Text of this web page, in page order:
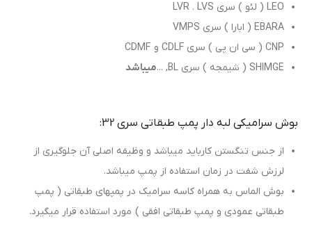
LEO ( لئو ) سری LVR . LVS
EBARA ( ابارا ) سری VMPS
CNP ( سی ان پی ) سری CDLF و CDMF
SHIMGE ( شیمجه ) سری BL, ...
میباشد
بوش سرامیکی لبه دار پمپ طبقاتی سری 32:
از جنس تنگستن کارباید میباشد و وظیفه اصلی آن جلوگیری از
لرزش شفت در زمان استفاده از پمپ میباشد.
بوش الماس به همراه کاسه سرامیک در پمپهای طبقاتی ( پمپ
طبقاتی عمودی و پمپ طبقاتی افقی ) مورد استفاده قرار میگیرد.